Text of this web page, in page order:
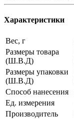
Характеристики
Вес, г
Размеры товара
(Ш.В.Д)
Размеры упаковки
(Ш.В.Д)
Способ нанесения
Ед. измерения
Производитель